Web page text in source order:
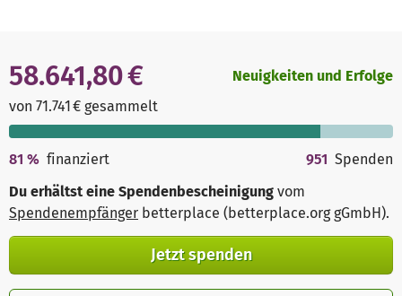
58.641,80 €
von 71.741 € gesammelt
Neuigkeiten und Erfolge
81 % finanziert 951 Spenden
Du erhältst eine Spendenbescheinigung vom
Spendenempfänger betterplace (betterplace.org gGmbH).
Jetzt spenden